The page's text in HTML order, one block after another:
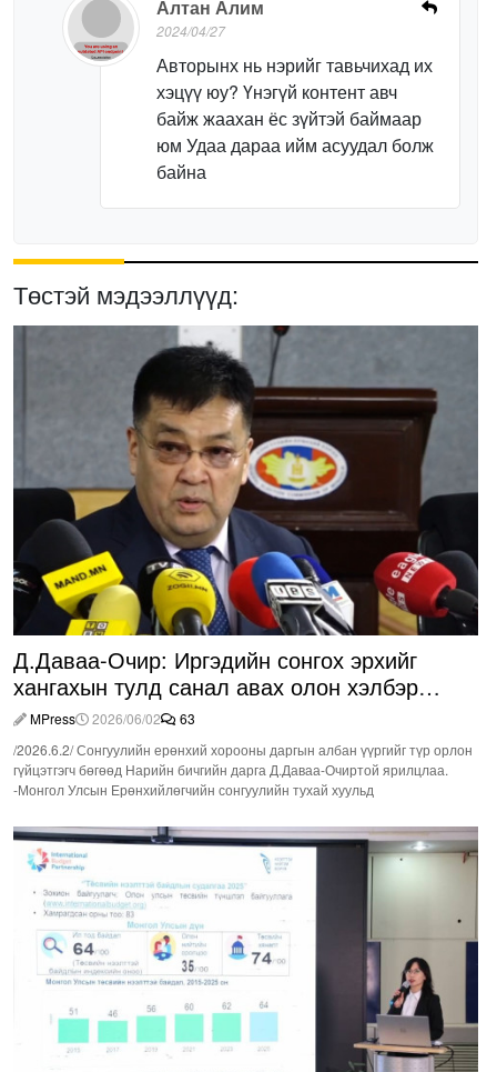
Алтан Алим
2024/04/27
Авторынх нь нэрийг тавьчихад их
хэцүү юу? Үнэгүй контент авч
байж жаахан ёс зүйтэй баймаар
юм Удаа дараа ийм асуудал болж
байна
Төстэй мэдээллүүд:
Д.Даваа-Очир: Иргэдийн сонгох эрхийг
хангахын тулд санал авах олон хэлбэр
нэвтрүүлэх шаардлагатай
MPress 2026/06/02
63
/2026.6.2/ Сонгуулийн ерөнхий хорооны даргын албан үүргийг түр орлон
гүйцэтгэгч бөгөөд Нарийн бичгийн дарга Д.Даваа-Очиртой ярилцлаа.
-Монгол Улсын Ерөнхийлөгчийн сонгуулийн тухай хуульд